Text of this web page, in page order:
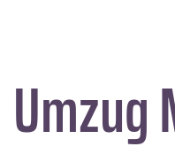
Umzug